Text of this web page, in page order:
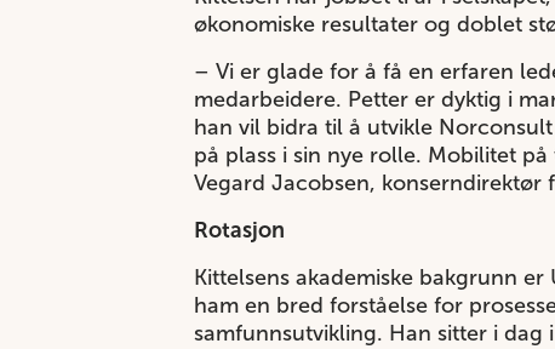
økonomiske resultater og doblet
– Vi er glade for å få en erfaren
medarbeidere. Petter er dyktig i
han vil bidra til å utvikle
på plass i sin nye rolle. Mobilitet
Vegard Jacobsen,
Rotasjon
Kittelsens akademiske bakgrunn
ham en bred forståelse for
samfunnsutvikling. Han sitter i